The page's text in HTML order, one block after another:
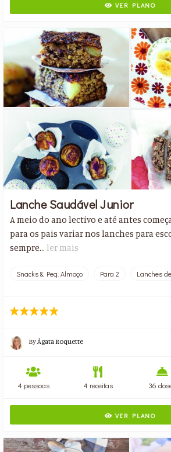
VER PLANO
Lanche Saudável Junior
A meio do ano lectivo e até antes
para os pais variar nos lanches para
sempre...ler mais
Snacks & Peq. Almoço Para 2 Lanches
By Ágata Roquette
4 pessoas 4 receitas 36
VER PLANO